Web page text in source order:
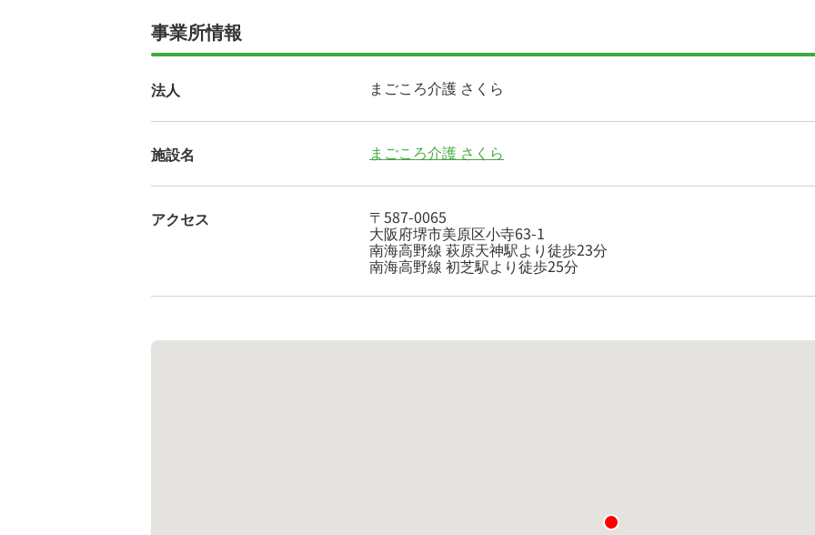
事業所情報
法人 まごころ介護 さくら
施設名 まごころ介護 さくら
アクセス 〒587-0065
大阪府堺市美原区小寺63-1
南海高野線 萩原天神駅より徒歩23分
南海高野線 初芝駅より徒歩25分